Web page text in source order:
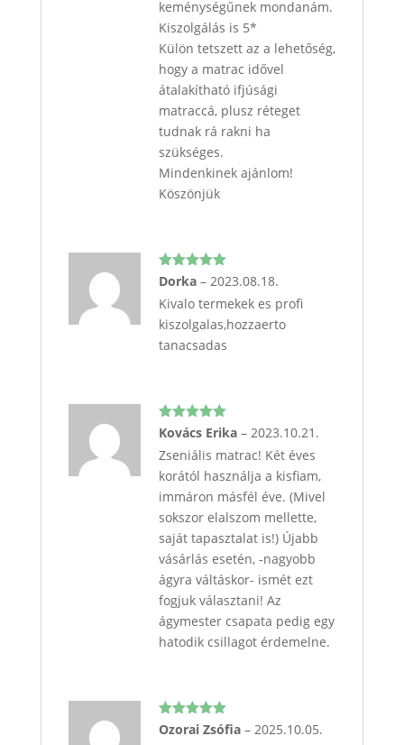
keménységűnek mondanám.
Kiszolgálás is 5*
Külön tetszett az a lehetőség,
hogy a matrac idővel
átalakítható ifjúsági
matraccá, plusz réteget
tudnak rá rakni ha
szükséges.
Mindenkinek ajánlom!
Köszönjük
Értékelés:
Dorka – 2023.08.18.
Kivalo termekek es profi
kiszolgalas,hozzaerto
tanacsadas
Értékelés:
Kovács Erika – 2023.10.21.
Zseniális matrac! Két éves
korától használja a kisfiam,
immáron másfél éve. (Mivel
sokszor elalszom mellette,
saját tapasztalat is!) Újabb
vásárlás esetén, -nagyobb
ágyra váltáskor- ismét ezt
fogjuk választani! Az
ágymester csapata pedig egy
hatodik csillagot érdemelne.
Értékelés:
Ozorai Zsófia – 2025.10.05.